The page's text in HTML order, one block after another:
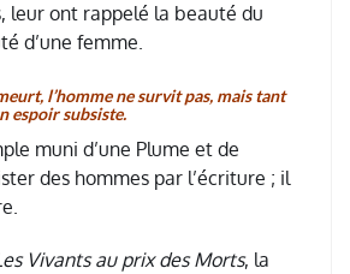
leur ont rappelé la beauté du
d’une femme.
l’homme ne survit pas, mais tant
espoir subsiste.
muni d’une Plume et de
des hommes par l’écriture ; il
Vivants au prix des Morts, la